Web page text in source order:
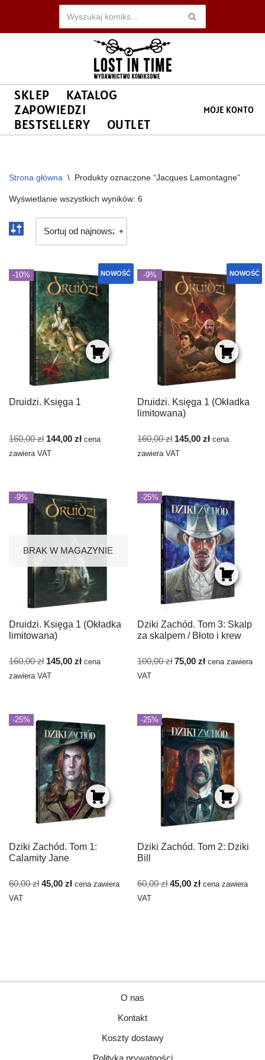
Przejdź
SKLEP
KATALOG
ZAPOWIEDZI
BESTSELLERY
OUTLET
MOJE KONTO
Strona główna \ Produkty oznaczone “Jacques Lamontagne”
Wyświetlanie wszystkich wyników: 6
-10%
Druidzi. Księga 1
NOWOŚĆ
160,00zł 144,00 zł cena
zawiera VAT
-9%
Druidzi. Księga 1 (Okładka
limitowana)
NOWOŚĆ
160,00zł 145,00zł cena
zawiera VAT
BRAK W MAGAZYNIE
-9%
Druidzi. Księga 1 (Okładka
limitowana)
160,00zł 145,00 zł cena
zawiera VAT
-25%
Dziki Zachód. Tom 3: Skalp
za skalpem / Błoto i krew
100,00zł 75,00zł cena zawiera
VAT
-25%
Dziki Zachód. Tom 1:
Calamity Jane
60,00zł 45,00 zł cena zawiera
VAT
-25%
Dziki Zachód. Tom 2: Dziki
Bill
60,00zł 45,00zł cena zawiera
VAT
O nas
Kontakt
Koszty dostawy
Polityka prywatności